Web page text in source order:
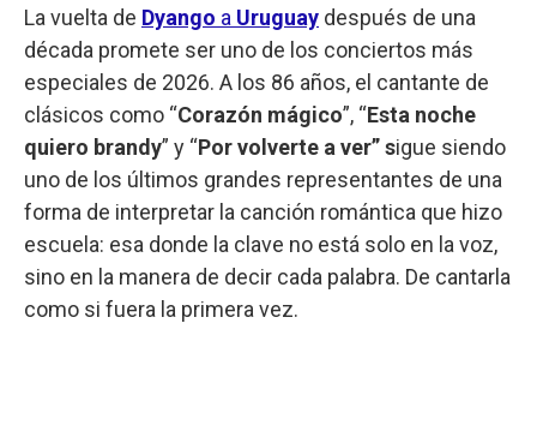
La vuelta de Dyango a Uruguay después de una
década promete ser uno de los conciertos más
especiales de 2026. A los 86 años, el cantante de
clásicos como “Corazón mágico”, “Esta noche
quiero brandy” y “Por volverte a ver” sigue siendo
uno de los últimos grandes representantes de una
forma de interpretar la canción romántica que hizo
escuela: esa donde la clave no está solo en la voz,
sino en la manera de decir cada palabra. De cantarla
como si fuera la primera vez.